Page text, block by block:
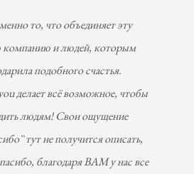
то, что объединяет эту
компанию и людей, которым
подобного счастья.
делает всё возможное, чтобы
людям! Свои ощущение
тут не получится описать,
благодаря ВАМ у нас все